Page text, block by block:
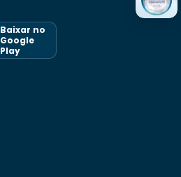
Baixar no
Google
Play